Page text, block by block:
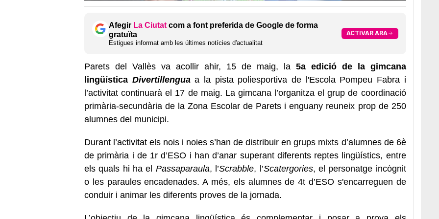
Afegir La Ciutat com a font preferida de Google de forma
gratuïta
Estigues informat amb les últimes notícies d'actualitat
ACTIVAR ARA
Parets del Vallès va acollir ahir, 15 de maig, la5a edició de la gimcana
lingüística Divertillenguaa la pista poliesportiva de l'Escola Pompeu Fabra i
l’activitat continuarà el 17 de maig. La gimcana l’organitza el grup de coordinació
primària-secundària de la Zona Escolar de Parets i enguany reuneix prop de 250
alumnes del municipi.
Durant l’activitat els nois i noies s’han de distribuir en grups mixts d’alumnes de 6è
de primària i de 1r d’ESO i han d’anar superant diferents reptes lingüístics, entre
els quals hi ha el Passaparaula, l’Scrabble, l’Scatergories, el personatge incògnit
o les paraules encadenades. A més, els alumnes de 4t d’ESO s'encarreguen de
conduir i animar les diferents proves de la jornada.